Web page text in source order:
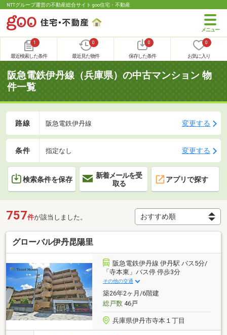
NTTグループ運営の不動産総合サイト goo住宅・不動産
1
最近検索した条件
0
最近見た物件
0
保存した条件
0
お気に入り
阪急電鉄伊丹線（兵庫県）の中古マンション 物
件一覧
路線 阪急電鉄伊丹線 変更する
条件 指定なし 変更する
検索条件を保存
新着メールを受
取る
アプリで探す
757件が該当しました。
グローバル伊丹昆陽里
阪急電鉄伊丹線 伊丹駅 バス5分/
「寺本東」バス停 停歩3分
その他の交通
築26年2ヶ月/6階建
総戸数46戸
兵庫県伊丹市寺本１丁目